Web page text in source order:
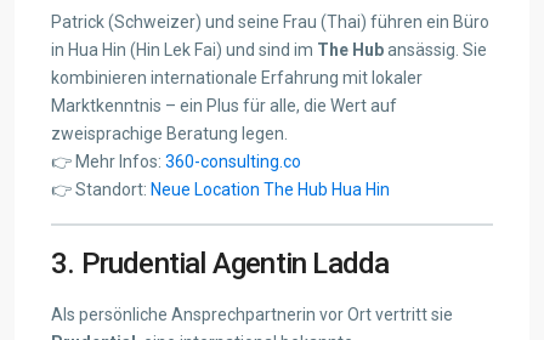
Patrick (Schweizer) und seine Frau (Thai) führen ein Büro
in Hua Hin (Hin Lek Fai) und sind im The Hubansässig. Sie
kombinieren internationale Erfahrung mit lokaler
Marktkenntnis – ein Plus für alle, die Wert auf
zweisprachige Beratung legen.
👉 Mehr Infos: 360-consulting.co
👉 Standort: Neue Location The Hub Hua Hin
3. Prudential Agentin Ladda
Als persönliche Ansprechpartnerin vor Ort vertritt sie